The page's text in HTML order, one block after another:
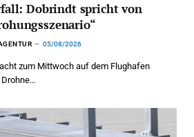
Dobrindt spricht von
05/08/2026
zum Mittwoch auf dem Flughafen